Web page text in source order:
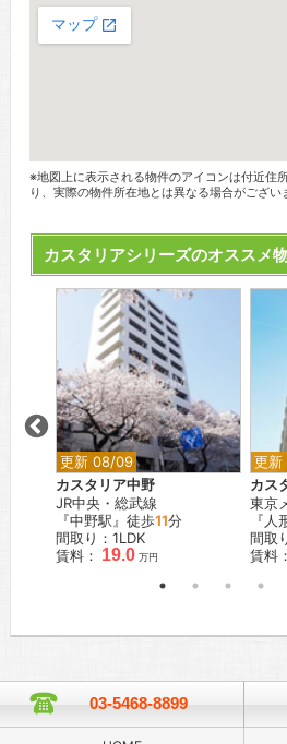
※地図上に表示される物件のアイコンは付近住
り、実際の物件所在地とは異なる場合がござい
カスタリアシリーズのオススメ
更新 08/09
カスタリア中野
JR中央・総武線
『中野駅』徒歩11分
間取り：1LDK
賃料： 19.0 万円
更
カス
東京
『
間取
賃料：
03-5468-8899